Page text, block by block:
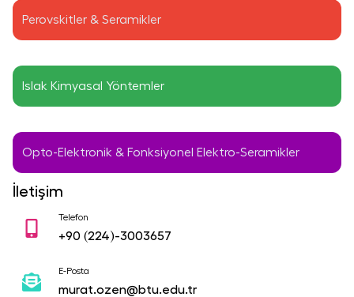
Perovskitler & Seramikler
Islak Kimyasal Yöntemler
Opto-Elektronik & Fonksiyonel Elektro-Seramikler
İletişim
Telefon
+90 (224)-3003657
E-Posta
murat.ozen@btu.edu.tr